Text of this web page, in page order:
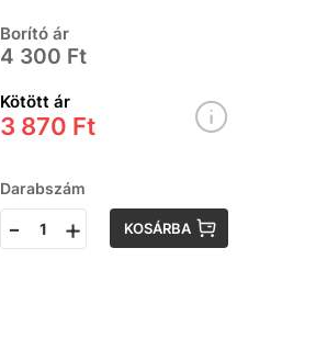
Borító ár
4 300 Ft
Kötött ár
3 870 Ft
Darabszám
- + KOSÁRBA